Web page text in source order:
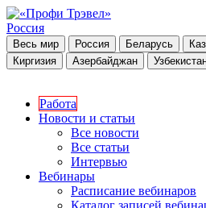
Россия
Весь мир Россия Беларусь
Киргизия
Азербайджан
Работа
Новости и статьи
Все новости
Все статьи
Интервью
Вебинары
Расписание вебинаров
Каталог записей